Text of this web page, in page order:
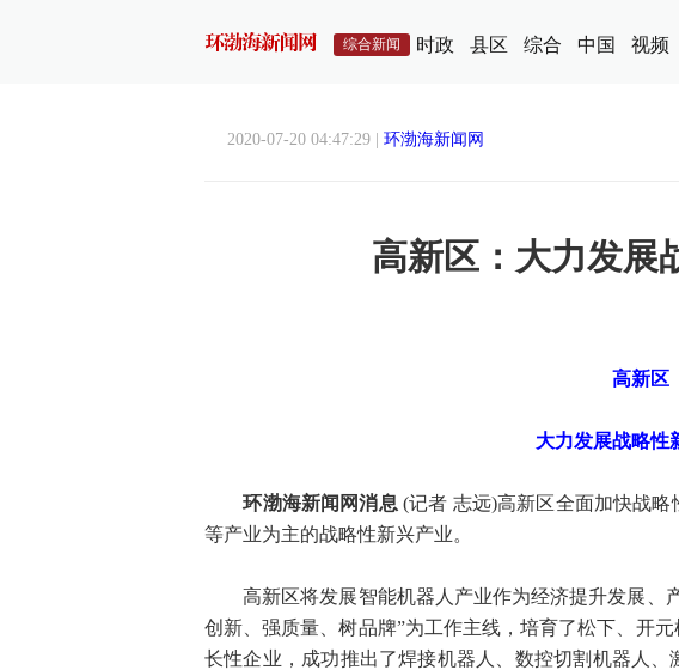
综合新闻 时政 县区 综合 中国 视频
2020-07-20 04:47:29 | 环渤海新闻网
高新区：大力发展
高新区
大力发展战略性
环渤海新闻网消息 (记者 志远)高新区全面加快战
等产业为主的战略性新兴产业。
高新区将发展智能机器人产业作为经济提升发展、
创新、强质量、树品牌”为工作主线，培育了松下、开
长性企业，成功推出了焊接机器人、数控切割机器人